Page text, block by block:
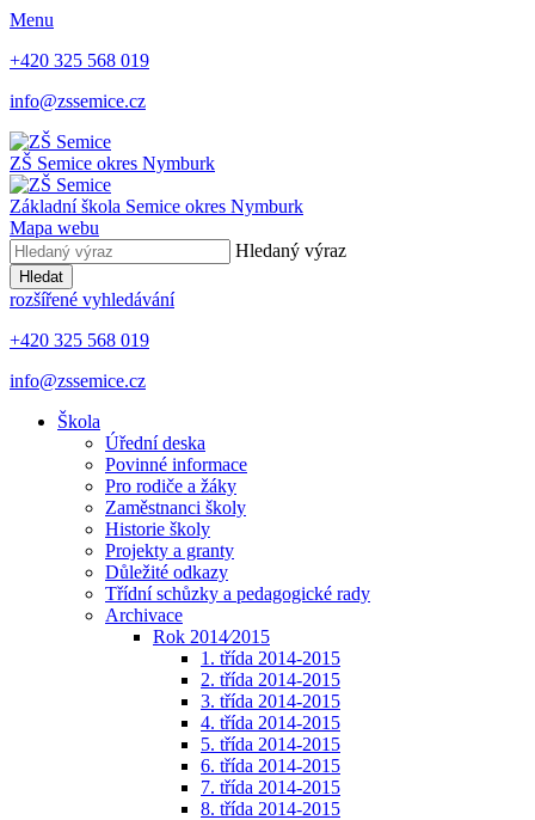
Menu
+420 325 568 019
info@zssemice.cz
ZŠ Semice okres Nymburk
Základní škola Semice okres Nymburk
Mapa webu
Hledaný výraz
Hledat
rozšířené vyhledávání
+420 325 568 019
info@zssemice.cz
Škola
Úřední deska
Povinné informace
Pro rodiče a žáky
Zaměstnanci školy
Historie školy
Projekty a granty
Důležité odkazy
Třídní schůzky a pedagogické rady
Archivace
Rok 2014⁄2015
1. třída 2014-2015
2. třída 2014-2015
3. třída 2014-2015
4. třída 2014-2015
5. třída 2014-2015
6. třída 2014-2015
7. třída 2014-2015
8. třída 2014-2015